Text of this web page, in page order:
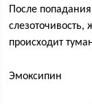
После
происходит
Эмоксипин